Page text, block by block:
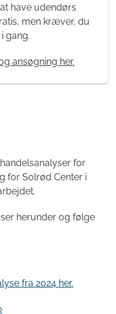
have udendørs
men kræver, du
gang.
ansøgning her.
for
for Solrød Center i
herunder og følge
fra 2024 her.